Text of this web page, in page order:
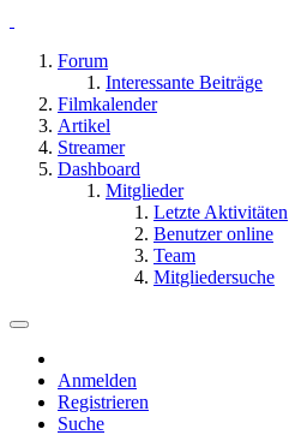
Forum
Interessante Beiträge
Filmkalender
Artikel
Streamer
Dashboard
Mitglieder
Letzte Aktivitäten
Benutzer online
Team
Mitgliedersuche
Anmelden
Registrieren
Suche